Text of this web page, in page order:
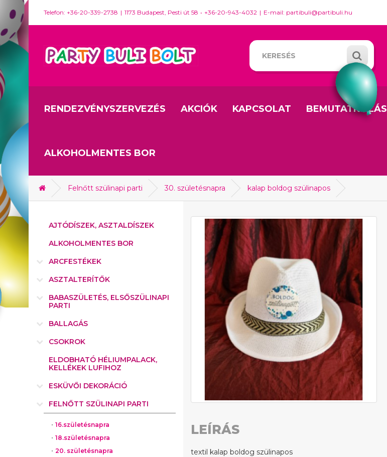
Telefon: +36-20-339-2738 1173 Budapest, Pesti út 58 +36-20-943-4032 E-mail: partibuli@partibuli.hu
RENDEZVÉNYSZERVEZÉS AKCIÓK KAPCSOLAT BEMUTATKOZÁS
ALKOHOLMENTES BOR
Felnőtt szülinapi parti 30. születésnapra kalap boldog szülinapos
AJTÓDÍSZEK, ASZTALDÍSZEK
ALKOHOLMENTES BOR
ARCFESTÉKEK
ASZTALTERÍTŐK
BABASZÜLETÉS, ELSŐSZÜLINAPI
PARTI
BALLAGÁS
CSOKROK
ELDOBHATÓ HÉLIUMPALACK,
KELLÉKEK LUFIHOZ
ESKÜVŐI DEKORÁCIÓ
FELNŐTT SZÜLINAPI PARTI
16.születésnapra
18.születésnapra
20. születésnapra
LEÍRÁS
textil kalap boldog szülinapos